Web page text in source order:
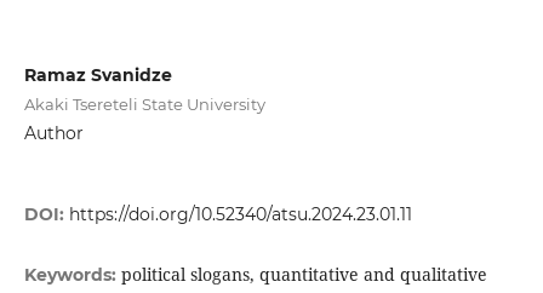
Ramaz Svanidze
Akaki Tsereteli State University
Author
DOI: https://doi.org/10.52340/atsu.2024.23.01.11
Keywords: political slogans, quantitative and qualitative